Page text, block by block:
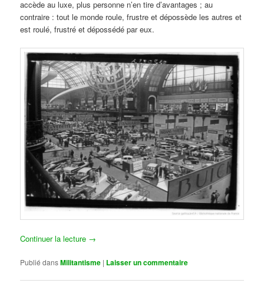
accède au luxe, plus personne n’en tire d’avantages ; au
contraire : tout le monde roule, frustre et dépossède les autres et
est roulé, frustré et dépossédé par eux.
Continuer la lecture →
Publié dansMilitantisme | Laisser un commentaire